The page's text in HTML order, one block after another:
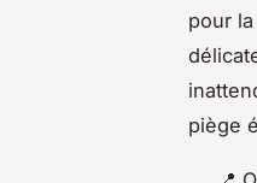
pour
piège